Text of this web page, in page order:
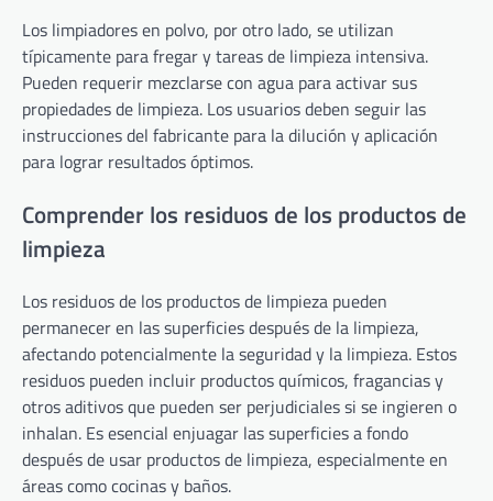
Los limpiadores en polvo, por otro lado, se utilizan
típicamente para fregar y tareas de limpieza intensiva.
Pueden requerir mezclarse con agua para activar sus
propiedades de limpieza. Los usuarios deben seguir las
instrucciones del fabricante para la dilución y aplicación
para lograr resultados óptimos.
Comprender los residuos de los productos de
limpieza
Los residuos de los productos de limpieza pueden
permanecer en las superficies después de la limpieza,
afectando potencialmente la seguridad y la limpieza. Estos
residuos pueden incluir productos químicos, fragancias y
otros aditivos que pueden ser perjudiciales si se ingieren o
inhalan. Es esencial enjuagar las superficies a fondo
después de usar productos de limpieza, especialmente en
áreas como cocinas y baños.